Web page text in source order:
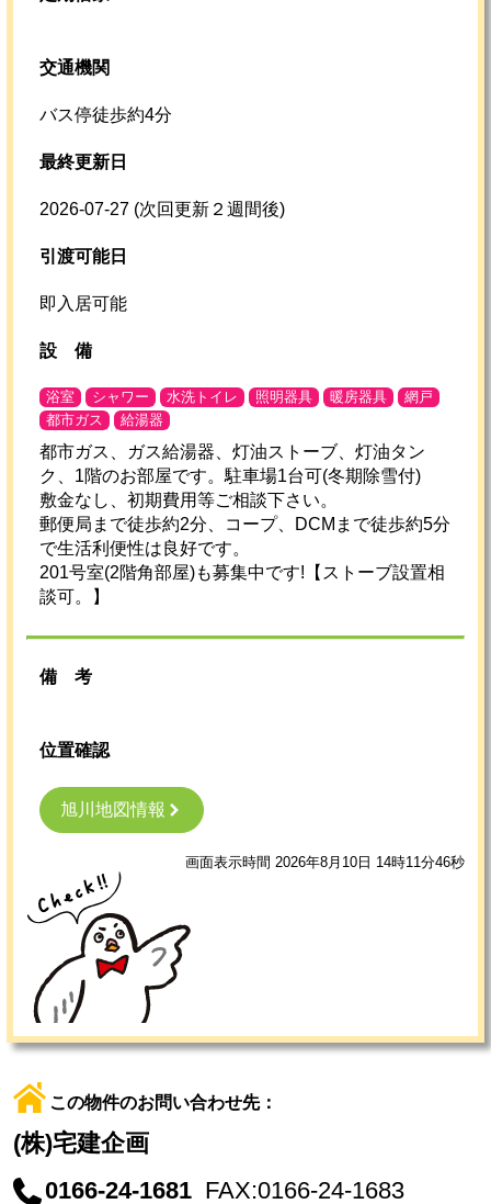
交通機関
バス停徒歩約4分
最終更新日
2026-07-27 (次回更新２週間後)
引渡可能日
即入居可能
設 備
浴室 シャワー 水洗トイレ 照明器具 暖房器具
網戸
都市ガス
給湯器
都市ガス、ガス給湯器、灯油ストーブ、灯油タン
ク、1階のお部屋です。駐車場1台可(冬期除雪付)
敷金なし、初期費用等ご相談下さい。
郵便局まで徒歩約2分、コープ、DCMまで徒歩約5分
で生活利便性は良好です。
201号室(2階角部屋)も募集中です!【ストーブ設置相
談可。】
備考
位置確認
旭川地図情報
画面表示時間 2026年8月10日 14時11分46秒
この物件のお問い合わせ先：
(株)宅建企画
0166-24-1681 FAX:0166-24-1683